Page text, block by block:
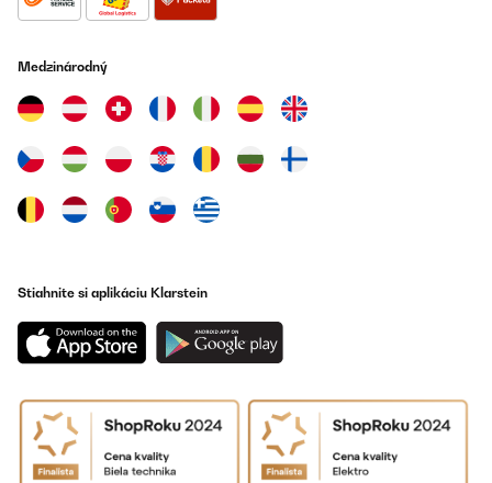
Die Medien konnten nicht geladen werden. Das Gerät ist super
Kohlefilter die man separat kaufen muss leider zu groß sind, und
wenn man sie drauf gibt wird die saugleistung weniger. Also
man die weg lassen. Saugleistung könnte ein bisschen stärker
sein. Habe aber trotzdem Freude damit und ist der Hingucker in
Hotte initialement prévue pour le 11 juillet et arrivée 3 jours après
la commande soit le 5 juillet. En bon état. Le manuel n’est pas
simple à comprendre mais si on est bricoleur, pas de soucis.
Super rendu, très satisfaite même si 2 vis étaient endommagées,
Medzinárodný
Stiahnite si aplikáciu Klarstein